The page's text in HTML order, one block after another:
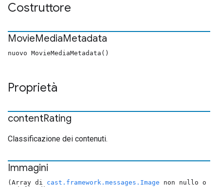
Costruttore
MovieMediaMetadata
nuovo MovieMediaMetadata()
Proprietà
contentRating
Classificazione dei contenuti.
Immagini
(Array di cast.framework.messages.Image non nullo o